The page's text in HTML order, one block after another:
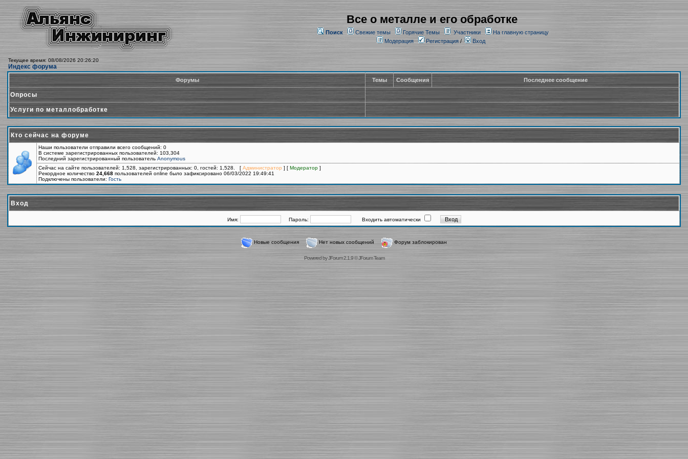
Все о металле и его обработке
Поиск Свежие темы Горячие Темы Участники
На главную страницу
Модерация
Регистрация/ Вход
Текущее время: 08/08/2026 20:26:20
Индекс форума
Форумы Темы Сообщения Последнее сообщение
Опросы
Услуги по металлобработке
Кто сейчас на форуме
Наши пользователи отправили всего сообщений: 0
В системе зарегистрированных пользователей: 103,304
Последний зарегистрированный пользователь Anonymous
Сейчас на сайте пользователей: 1,528, зарегистрированных: 0, гостей: 1,528. [ Администратор ] [ Модератор ]
Рекордное количество 24,668 пользователей online было зафиксировано 06/03/2022 19:49:41
Подключены пользователи: Гость
Вход
Имя: Пароль: Входить автоматически
Новые сообщения Нет новых сообщений Форум заблокирован
Powered byJForum 2.1.9©JForum Team